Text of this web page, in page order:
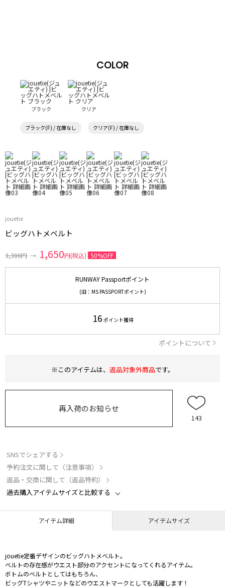
COLOR
ブラック クリア
ブラック(F) / 在庫なし クリア(F) / 在庫なし
jouetie
ビッグハトメベルト
3,300円 → 1,650円(税込) 50%OFF
RUNWAY Passportポイント
(旧：MS PASSPORTポイント)
16 ポイント獲得
ポイントについて
※このアイテムは、 返品対象外商品です。
再入荷のお知らせ
143
SNSでシェアする
予約注文に関して（注意事項）
返品・交換に関して（返品特約）
過去購入アイテムサイズと比較する
アイテム詳細 アイテムサイズ
jouetie定番デザインのビッグハトメベルト。
ベルトの存在感がウエスト部分のアクセントになってくれるアイテム。
ボトムのベルトとしてはもちろん、
ビッグTシャツやニットなどのウエストマークとしても活躍します！